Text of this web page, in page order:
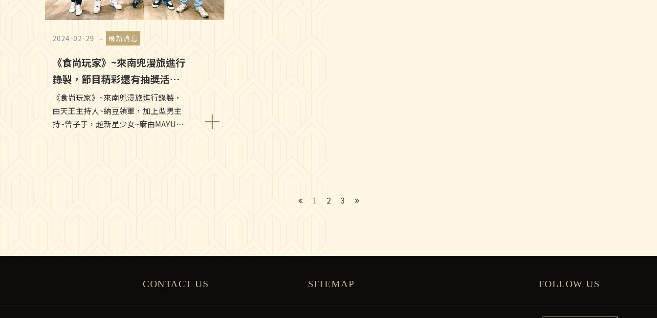
2024-02-29 最新消息
《食尚玩家》~來南兜漫旅進行
錄製，節目精彩還有抽獎活動
喔
《食尚玩家》~來南兜漫旅進行錄製，
由天王主持人~納豆領軍，加上型男主
持~曾子于，超新星少女~麻由MAYU，
1 2 3
CONTACT US SITEMAP FOLLOW US